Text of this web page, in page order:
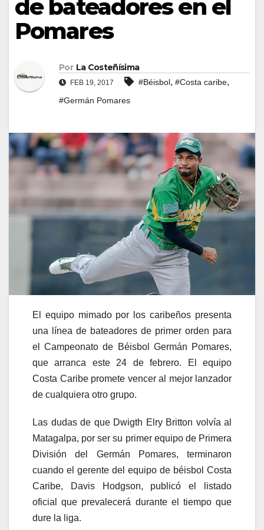
de bateadores en el
Pomares
Por La Costeñísima
FEB 19, 2017 #Béisbol, #Costa caribe,
#Germán Pomares
El equipo mimado por los caribeños presenta
una línea de bateadores de primer orden para
el Campeonato de Béisbol Germán Pomares,
que arranca este 24 de febrero. El equipo
Costa Caribe promete vencer al mejor lanzador
de cualquiera otro grupo.
Las dudas de que Dwigth Elry Britton volvía al
Matagalpa, por ser su primer equipo de Primera
División del Germán Pomares, terminaron
cuando el gerente del equipo de béisbol Costa
Caribe, Davis Hodgson, publicó el listado
oficial que prevalecerá durante el tiempo que
dure la liga.